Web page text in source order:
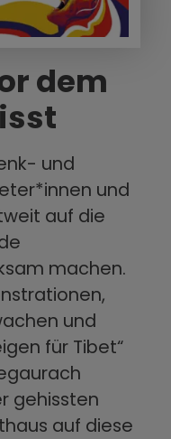
dem
und
und
auf die
machen.
und
für Tibet“
gehissten
auf diese